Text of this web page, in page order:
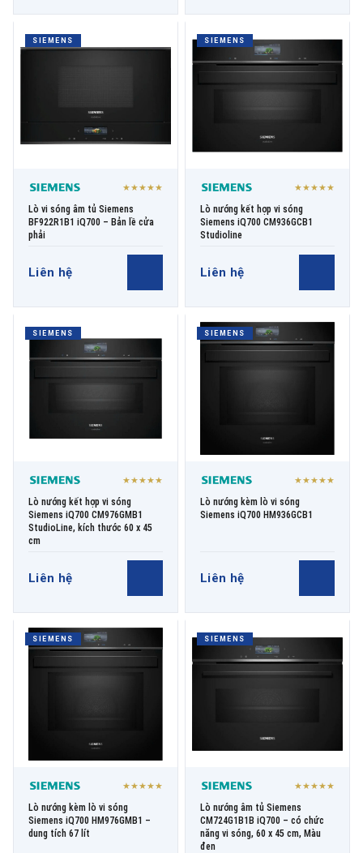
SIEMENS
★★★★★
Lò vi sóng âm tủ Siemens
BF922R1B1 iQ700 – Bản lề cửa
phải
Liên hệ
SIEMENS
★★★★★
Lò nướng kết hợp vi sóng
Siemens iQ700 CM936GCB1
Studioline
Liên hệ
SIEMENS
★★★★★
Lò nướng kết hợp vi sóng
Siemens iQ700 CM976GMB1
StudioLine, kích thước 60 x 45
cm
Liên hệ
SIEMENS
★★★★★
Lò nướng kèm lò vi sóng
Siemens iQ700 HM936GCB1
Liên hệ
SIEMENS
★★★★★
Lò nướng kèm lò vi sóng
Siemens iQ700 HM976GMB1 –
dung tích 67 lít
SIEMENS
★★★★★
Lò nướng âm tủ Siemens
CM724G1B1B iQ700 – có chức
năng vi sóng, 60 x 45 cm, Màu
đen